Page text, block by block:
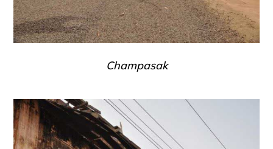
Champasak